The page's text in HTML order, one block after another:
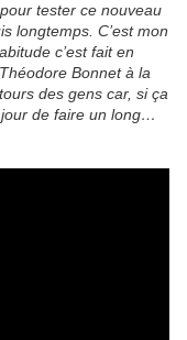
tester ce nouveau
longtemps. C’est mon
c’est fait en
Bonnet à la
des gens car, si ça
de faire un long…